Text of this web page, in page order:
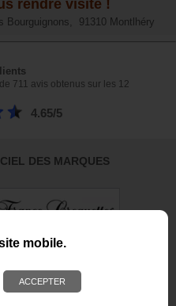
mobile.
rendre visite !
Bourguignons, 91310 Montlhéry
711 avis obtenus sur les 12
4.65/5
DES MARQUES